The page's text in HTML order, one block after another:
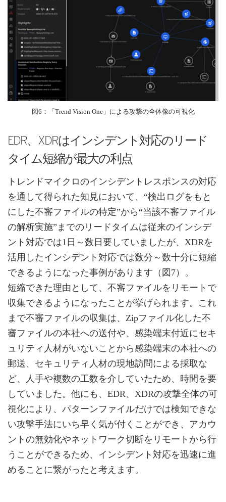
図6：「Trend Vision One」による攻撃の全体像の可視化
EDR、XDRはインシデント対応のリード
タイム短縮が最大の利点
トレンドマイクロのインシデントレスポンスの対応
を通して得られた知見において、“検出ログをもと
にした不審ファイルの特定”から“当該不審ファイル
の解析実施”までのリードタイムは従来のインシデ
ント対応では1日～数日要していましたが、XDRを
活用したインシデント対応では数分～数十分に短縮
できるようになった事例があります（図7）。
短縮できた理由として、不審ファイルをリモートで
収集できるようになったことが挙げられます。これ
まで不審ファイルの収集は、Zipファイル化した不
審ファイルの本社への送付や、感染端末付近にセキ
ュリティ人材がいないことから感染端末の本社への
郵送、セキュリティ人材の現地訪問による採取な
ど、人手や複数の工数を介していたため、時間を要
していました。他にも、EDR、XDRの攻撃全体の可
視化により、パターンファイルだけでは検知できな
い攻撃手法にいち早く気が付くことができ、アカウ
ントの無効化やネットワーク切断をリモートから行
うことができるため、インシデント対応を迅速に進
めることに繋がったと考えます。